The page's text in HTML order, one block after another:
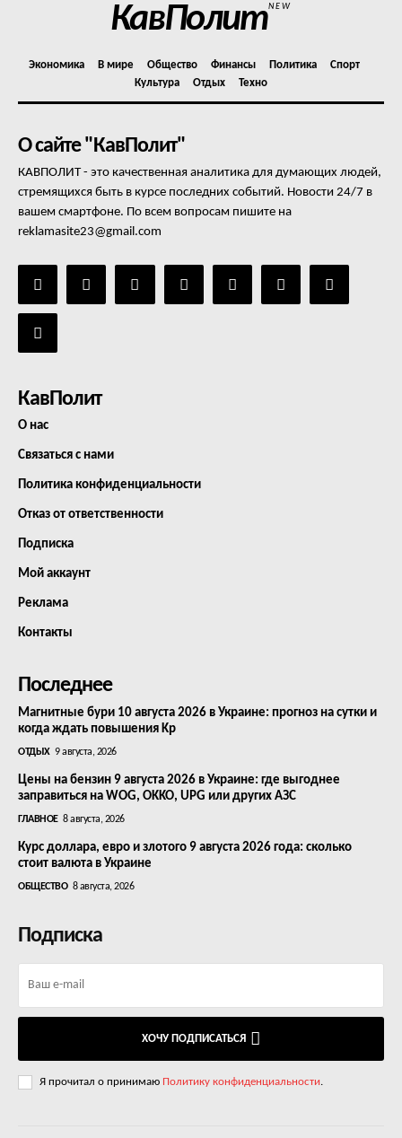
Контакты
КавПолитNEW
Экономика В мире Общество Финансы Политика
Спорт
Культура
Отдых Техно
О сайте "КавПолит"
КАВПОЛИТ - это качественная аналитика для думающих людей,
стремящихся быть в курсе последних событий. Новости 24/7 в
вашем смартфоне. По всем вопросам пишите на
reklamasite23@gmail.com
КавПолит
О нас
Связаться с нами
Политика конфиденциальности
Отказ от ответственности
Подписка
Мой аккаунт
Реклама
Контакты
Последнее
Магнитные бури 10 августа 2026 в Украине: прогноз на сутки и
когда ждать повышения Kp
ОТДЫХ 9 августа, 2026
Цены на бензин 9 августа 2026 в Украине: где выгоднее
заправиться на WOG, OKKO, UPG или других АЗС
ГЛАВНОЕ 8 августа, 2026
Курс доллара, евро и злотого 9 августа 2026 года: сколько
стоит валюта в Украине
ОБЩЕСТВО 8 августа, 2026
Подписка
ХОЧУ ПОДПИСАТЬСЯ
Я прочитал о принимаю Политику конфиденциальности.